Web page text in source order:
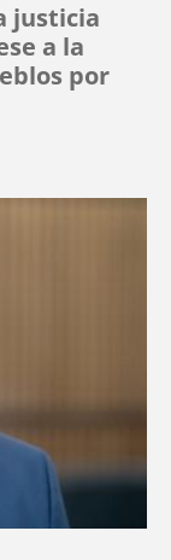
justicia
a la
por